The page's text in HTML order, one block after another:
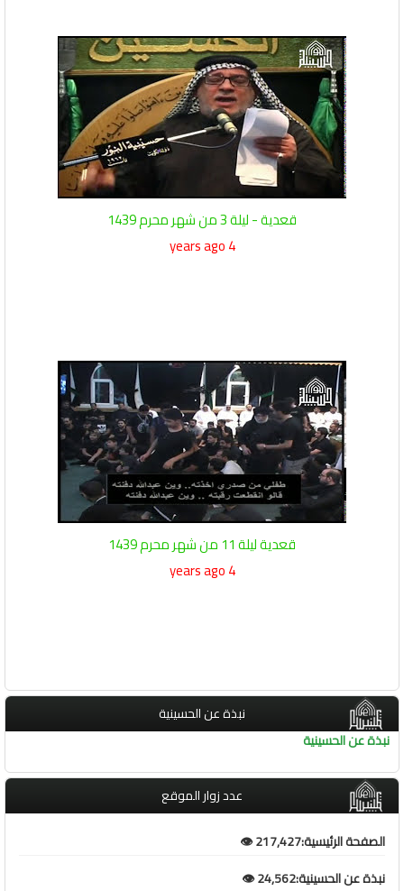
قعدية - ليلة 3 من شهر محرم 1439
4 years ago
قعدية ليلة 11 من شهر محرم 1439
4 years ago
نبذة عن الحسينية
نبذة عن الحسينية
عدد زوار الموقع
الصفحة الرئيسية:217,427 👁️
نبذة عن الحسينية:24,562 👁️